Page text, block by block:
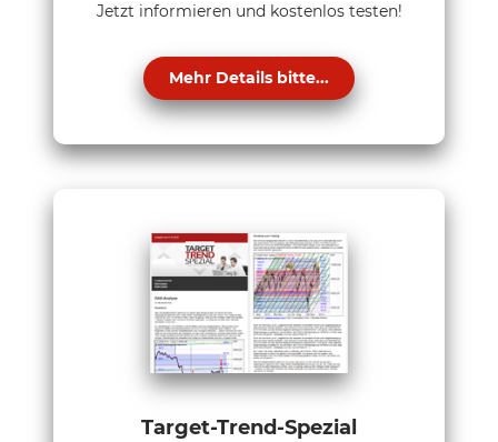
Jetzt informieren und kostenlos testen!
Mehr Details bitte...
Target-Trend-Spezial